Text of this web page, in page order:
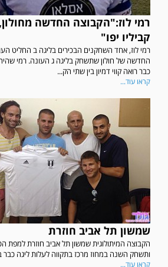
רמי לוז:"הקבוצה החדשה
קביליו יפו"
רמי לוז, אחד השחקנים הבכירים בליגה ב החליט
החדשה של חולון שתשחק בליגה ג העונה. רמי שהיה
כבר רואה קווי דמיון בין שתי הק...
קראו עוד...
שמשון תל אביב חוזרת
ותשחק השנה במחוז מרכז בתקווה לעלות ליגה
קראו עוד...